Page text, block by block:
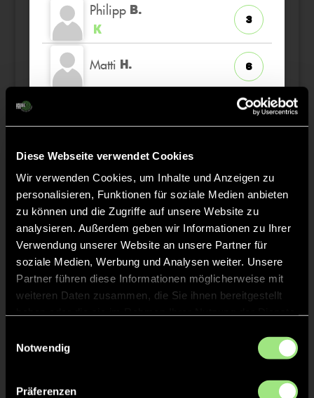
Diese Webseite verwendet Cookies
Wir verwenden Cookies, um Inhalte und Anzeigen zu
personalisieren, Funktionen für soziale Medien anbieten
zu können und die Zugriffe auf unsere Website zu
analysieren. Außerdem geben wir Informationen zu Ihrer
Verwendung unserer Website an unsere Partner für
soziale Medien, Werbung und Analysen weiter. Unsere
Partner führen diese Informationen möglicherweise mit
weiteren Daten zusammen, die Sie ihnen bereitgestellt
Notwendig
Präferenzen
Philipp B.
K
3
Matti H. 6
Staff
Tom KING